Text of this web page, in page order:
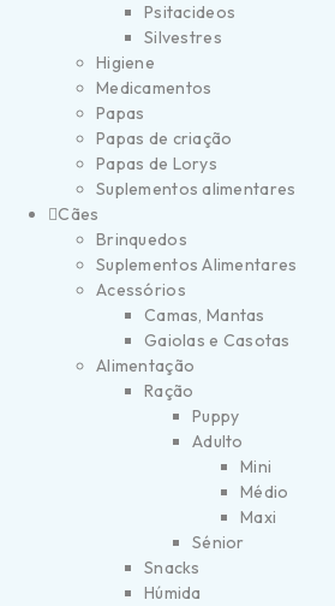
Psitacideos
Silvestres
Higiene
Medicamentos
Papas
Papas de criação
Papas de Lorys
Suplementos alimentares
Cães
Brinquedos
Suplementos Alimentares
Acessórios
Camas, Mantas
Gaiolas e Casotas
Alimentação
Ração
Puppy
Adulto
Mini
Médio
Maxi
Sénior
Snacks
Húmida